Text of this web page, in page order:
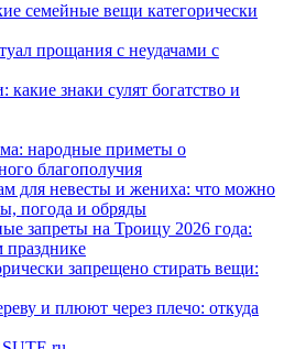
семейные вещи категорически
прощания с неудачами с
знаки сулят богатство и
народные приметы о
благополучия
для невесты и жениха: что можно
погода и обряды
запреты на Троицу 2026 года:
празднике
запрещено стирать вещи:
и плюют через плечо: откуда